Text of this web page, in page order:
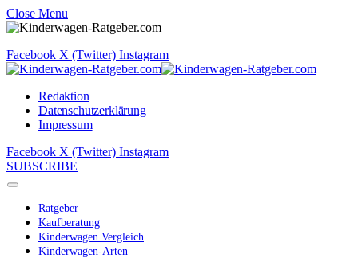
Close Menu
Facebook X (Twitter) Instagram
Redaktion
Datenschutzerklärung
Impressum
Facebook X (Twitter) Instagram
SUBSCRIBE
Ratgeber
Kaufberatung
Kinderwagen Vergleich
Kinderwagen-Arten